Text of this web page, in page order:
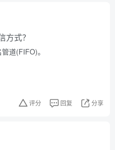
方式？
道(FIFO)。
评分 回复 分享